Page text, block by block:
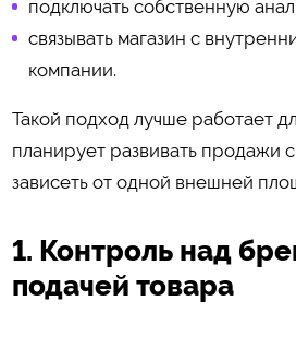
подключать собственную
связывать магазин с
компании.
Такой подход лучше работает
планирует развивать продажи
зависеть от одной внешней
1. Контроль над
подачей товара